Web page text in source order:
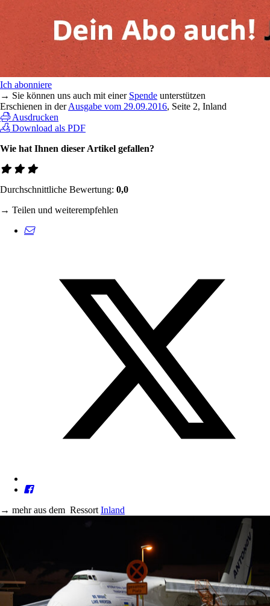
Ich abonniere
→ Sie können uns auch mit einer Spende unterstützen
Erschienen in derAusgabe vom 29.09.2016, Seite 2, Inland
Ausdrucken
Download als PDF
Wie hat Ihnen dieser Artikel gefallen?
Durchschnittliche Bewertung: 0,0
→ Teilen und weiterempfehlen
→ mehr aus dem Ressort Inland